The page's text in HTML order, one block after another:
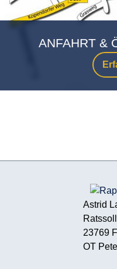
ANFAHRT &
Astrid
23769
OT